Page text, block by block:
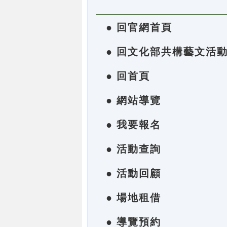
● 回官網首頁
● 回文化部共構藝文活
● 回首頁
● 網站導覽
● 我要報名
● 活動查詢
● 活動回顧
● 場地租借
● 導覽預約